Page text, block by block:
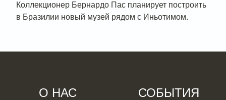
Коллекционер Бернардо Пас планирует построить
в Бразилии новый музей рядом с Иньотимом.
О НАС
СОБЫТИЯ